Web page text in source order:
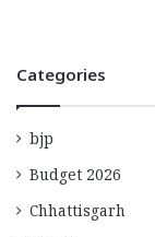
Categories
bjp
Budget 2026
Chhattisgarh